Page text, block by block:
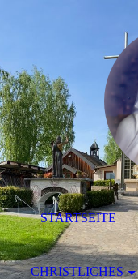
STARTSEITE
CHRISTLICHES